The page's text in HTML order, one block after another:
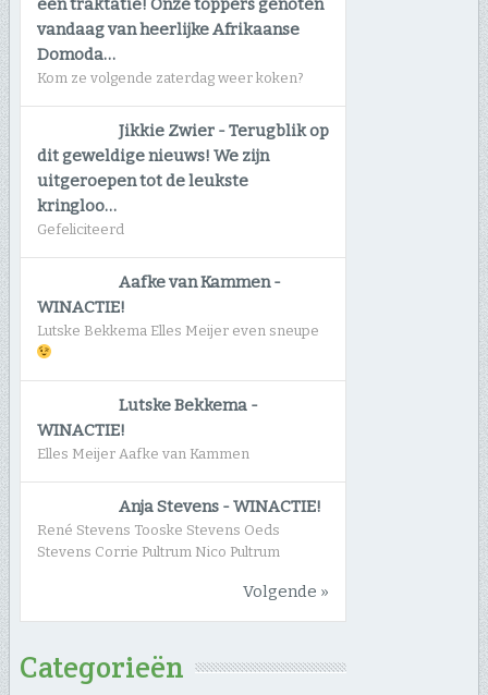
een traktatie! Onze toppers genoten
vandaag van heerlijke Afrikaanse
Domoda…
Kom ze volgende zaterdag weer koken?
Jikkie Zwier -Terugblik op
dit geweldige nieuws! We zijn
uitgeroepen tot de leukste
kringloo…
Gefeliciteerd
Aafke van Kammen-
WINACTIE!
Lutske Bekkema Elles Meijer even sneupe
Lutske Bekkema -
WINACTIE!
Elles Meijer Aafke van Kammen
Anja Stevens -WINACTIE!
René Stevens Tooske Stevens Oeds
Stevens Corrie Pultrum Nico Pultrum
Volgende »
Categorieën